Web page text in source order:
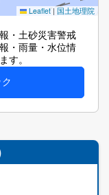
Leaflet | 国土地理院
・土砂災害警戒
・雨量・水位情
す。